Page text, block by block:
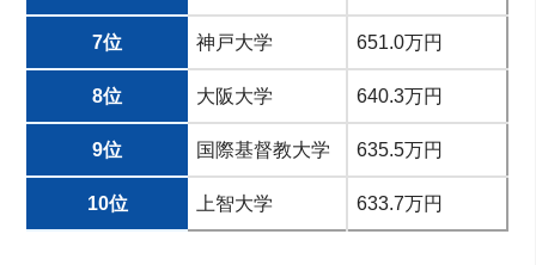
7位 神戸大学 651.0万円
8位 大阪大学 640.3万円
9位 国際基督教大学 635.5万円
10位 上智大学 633.7万円